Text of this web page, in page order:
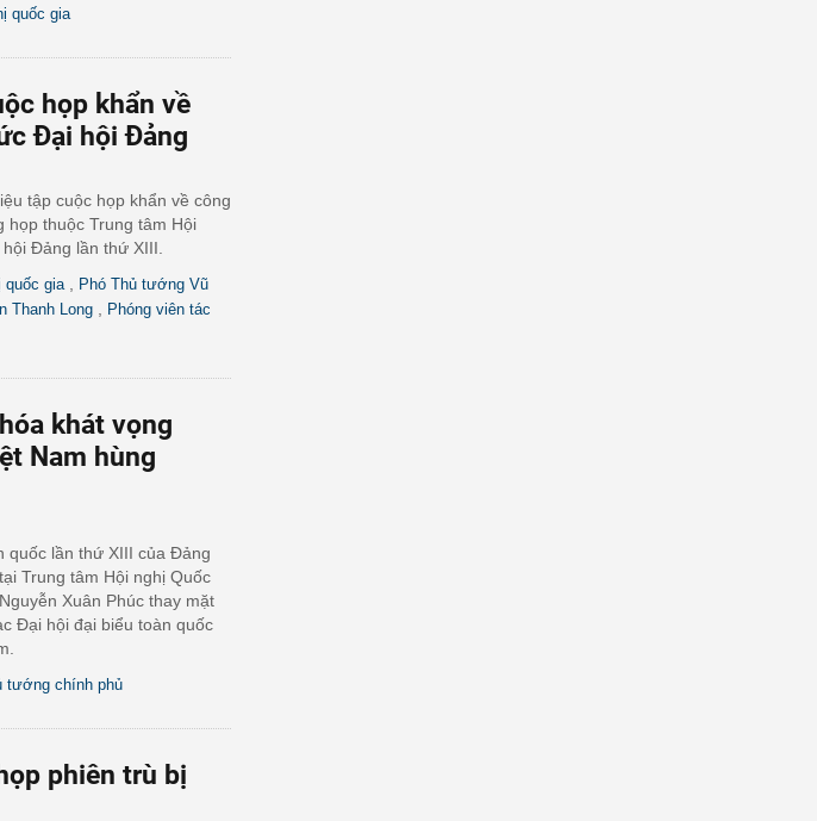
quốc gia
họp khẩn về
Đại hội Đảng
tập cuộc họp khẩn về công
họp thuộc Trung tâm Hội
Đảng lần thứ XIII.
quốc gia
Phó Thủ tướng Vũ
Thanh Long
Phóng viên tác
khát vọng
Nam hùng
quốc lần thứ XIII của Đảng
Trung tâm Hội nghị Quốc
Xuân Phúc thay mặt
Đại hội đại biểu toàn quốc
tướng chính phủ
phiên trù bị